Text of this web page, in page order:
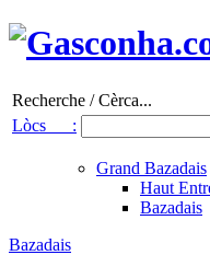
Recherche / Cèrca...
Lòcs :
Grand Bazadais
Haut
Bazadais
Bazadais